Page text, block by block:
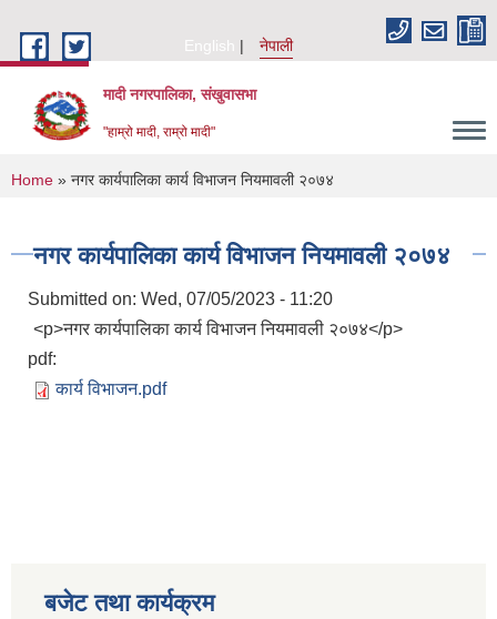
English
नेपाली
मादी नगरपालिका, संखुवासभा
"हाम्रो मादी, राम्रो मादी"
You are here
Home » नगर कार्यपालिका कार्य विभाजन नियमावली २०७४
नगर कार्यपालिका कार्य विभाजन नियमावली २०७४
Submitted on: Wed, 07/05/2023 - 11:20
<p>नगर कार्यपालिका कार्य विभाजन नियमावली २०७४</p>
pdf:
कार्य विभाजन.pdf
बजेट तथा कार्यक्रम